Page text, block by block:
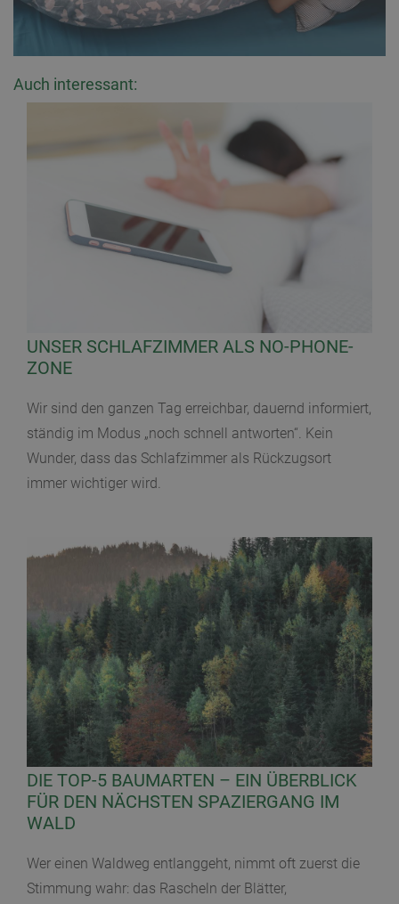
Auch interessant:
UNSER SCHLAFZIMMER ALS NO-PHONE-
ZONE
Wir sind den ganzen Tag erreichbar, dauernd informiert,
ständig im Modus „noch schnell antworten“. Kein
Wunder, dass das Schlafzimmer als Rückzugsort
immer wichtiger wird.
DIE TOP-5 BAUMARTEN – EIN ÜBERBLICK
FÜR DEN NÄCHSTEN SPAZIERGANG IM
WALD
Wer einen Waldweg entlanggeht, nimmt oft zuerst die
Stimmung wahr: das Rascheln der Blätter,